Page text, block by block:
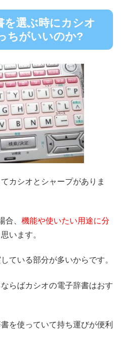
を選ぶ時にカシオ
ちがいいのか?
カシオとシャープがありま
合、 機能や使いたい用途に分
います。
ている部分が多いからです。
らばカシオの電子辞書はおす
を使っていて持ち運びが便利